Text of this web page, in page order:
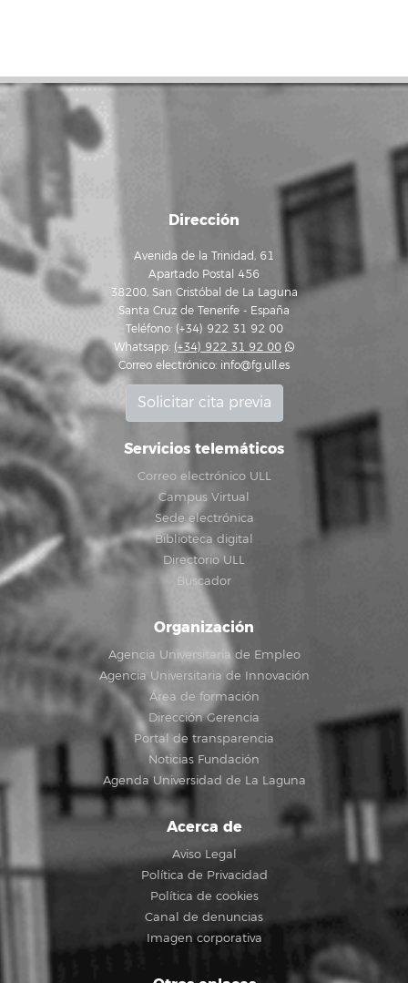
Dirección
Avenida de la Trinidad, 61
Apartado Postal 456
38200, San Cristóbal de La Laguna
Santa Cruz de Tenerife - España
Teléfono: (+34) 922 31 92 00
Whatsapp: (+34) 922 31 92 00
Correo electrónico: info@fg.ull.es
Solicitar cita previa
Servicios telemáticos
Correo electrónico ULL
Campus Virtual
Sede electrónica
Biblioteca digital
Directorio ULL
Buscador
Organización
Agencia Universitaria de Empleo
Agencia Universitaria de Innovación
Área de formación
Dirección Gerencia
Portal de transparencia
Noticias Fundación
Agenda Universidad de La Laguna
Acerca de
Aviso Legal
Política de Privacidad
Política de cookies
Canal de denuncias
Imagen corporativa